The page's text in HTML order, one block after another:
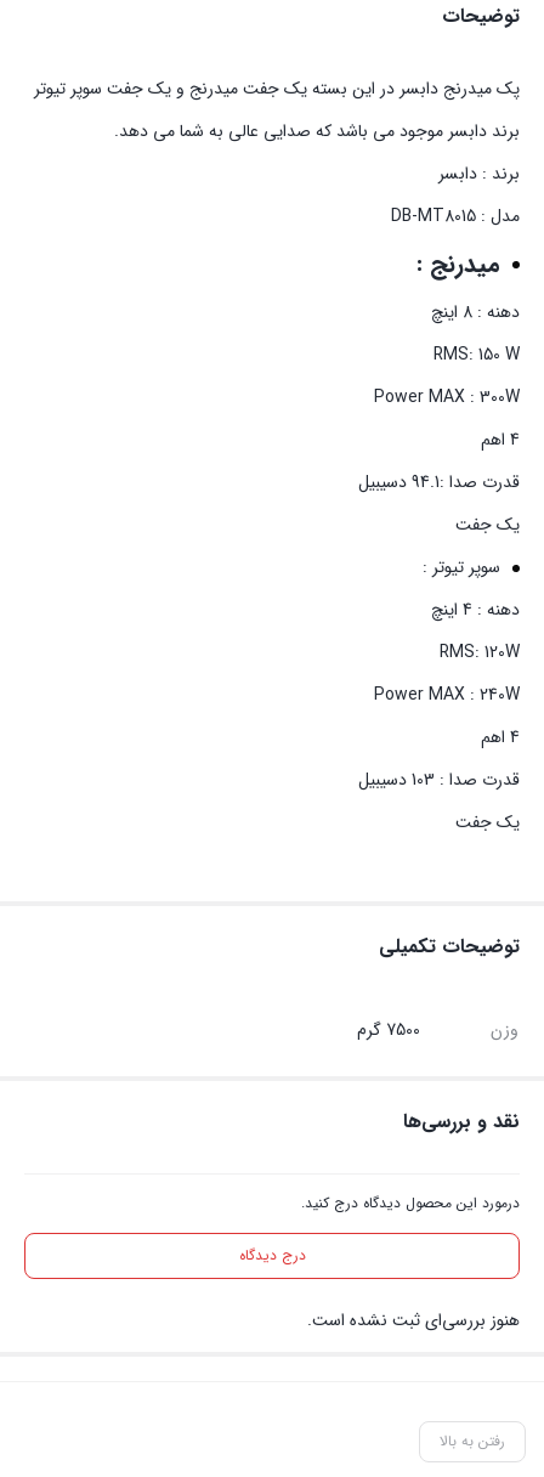
توضیحات
پک میدرنج دابسر در این بسته یک جفت میدرنج و یک جفت سوپر تیوتر
برند دابسر موجود می باشد که صدایی عالی به شما می دهد.
برند : دابسر
مدل : DB-MT8015
میدرنج :
دهنه : 8 اینچ
RMS: 150 W
Power MAX : 300W
4 اهم
قدرت صدا :94.1 دسیبیل
یک جفت
سوپر تیوتر :
دهنه : 4 اینچ
RMS: 120W
Power MAX : 240W
4 اهم
قدرت صدا : 103 دسیبیل
یک جفت
توضیحات تکمیلی
وزن 7500 گرم
نقد و بررسی‌ها
درمورد این محصول دیدگاه درج کنید.
درج دیدگاه
هنوز بررسی‌ای ثبت نشده است.
رفتن به بالا